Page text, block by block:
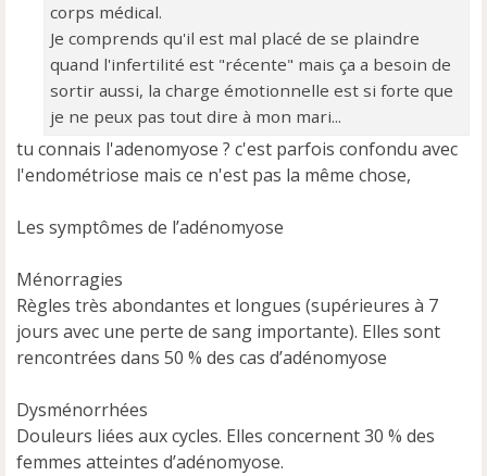
corps médical.
Je comprends qu'il est mal placé de se plaindre
quand l'infertilité est "récente" mais ça a besoin de
sortir aussi, la charge émotionnelle est si forte que
je ne peux pas tout dire à mon mari...
tu connais l'adenomyose ? c'est parfois confondu avec
l'endométriose mais ce n'est pas la même chose,
Les symptômes de l’adénomyose
Ménorragies
Règles très abondantes et longues (supérieures à 7
jours avec une perte de sang importante). Elles sont
rencontrées dans 50 % des cas d’adénomyose
Dysménorrhées
Douleurs liées aux cycles. Elles concernent 30 % des
femmes atteintes d’adénomyose.